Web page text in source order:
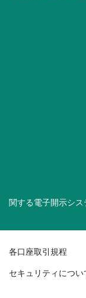
関する電子開示シス
各口座取引規程
セキュリティについ